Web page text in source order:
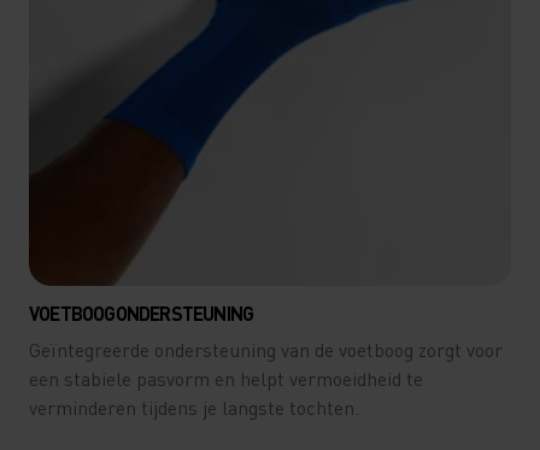
VOETBOOGONDERSTEUNING
Geïntegreerde ondersteuning van de voetboog zorgt voor
een stabiele pasvorm en helpt vermoeidheid te
verminderen tijdens je langste tochten.